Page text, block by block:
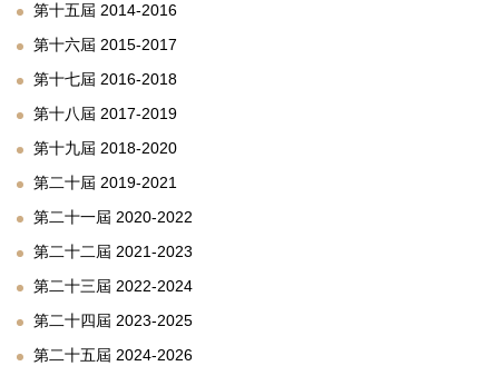
第十五屆 2014-2016
第十六屆 2015-2017
第十七屆 2016-2018
第十八屆 2017-2019
第十九屆 2018-2020
第二十屆 2019-2021
第二十一屆 2020-2022
第二十二屆 2021-2023
第二十三屆 2022-2024
第二十四屆 2023-2025
第二十五屆 2024-2026